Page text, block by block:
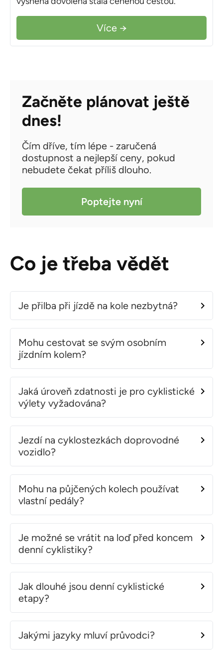
Více →
Začněte plánovat ještě
dnes!
Čím dříve, tím lépe - zaručená
dostupnost a nejlepší ceny, pokud
nebudete čekat příliš dlouho.
Poptejte nyní
Co je třeba vědět
Je přilba při jízdě na kole nezbytná?
Mohu cestovat se svým osobním
jízdním kolem?
Jaká úroveň zdatnosti je pro cyklistické
výlety vyžadována?
Jezdí na cyklostezkách doprovodné
vozidlo?
Mohu na půjčených kolech používat
vlastní pedály?
Je možné se vrátit na loď před koncem
denní cyklistiky?
Jak dlouhé jsou denní cyklistické
etapy?
Jakými jazyky mluví průvodci?